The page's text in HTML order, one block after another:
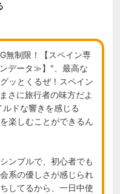
無制限！【スペイン専
データ≫】"、最高な
ッとくるぜ！スペイン
さに旅行者の味方だよ
ドな響きを感じる
楽しむことができるん
ンプルで、初心者でも
系の優しさが感じられ
してるから、一日中使